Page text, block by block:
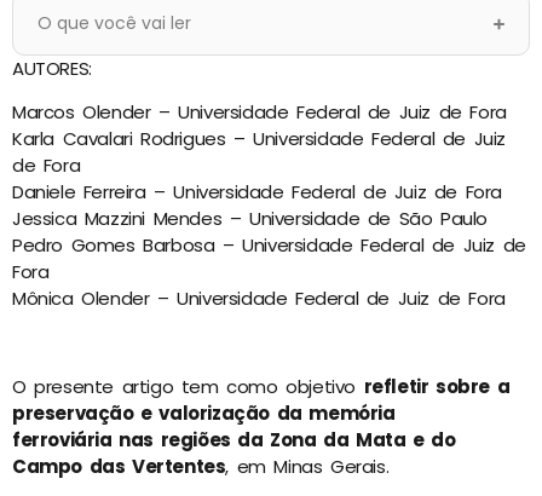
O que você vai ler
AUTORES:
Marcos Olender – Universidade Federal de Juiz de Fora
Karla Cavalari Rodrigues – Universidade Federal de Juiz
de Fora
Daniele Ferreira – Universidade Federal de Juiz de Fora
Jessica Mazzini Mendes – Universidade de São Paulo
Pedro Gomes Barbosa – Universidade Federal de Juiz de
Fora
Mônica Olender – Universidade Federal de Juiz de Fora
O presente artigo tem como objetivo refletir sobre a
preservação e valorização da memória
ferroviária nas regiões da Zona da Mata e do
Campo das Vertentes, em Minas Gerais.